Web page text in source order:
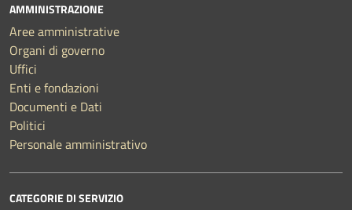
AMMINISTRAZIONE
Aree amministrative
Organi di governo
Uffici
Enti e fondazioni
Documenti e Dati
Politici
Personale amministrativo
CATEGORIE DI SERVIZIO